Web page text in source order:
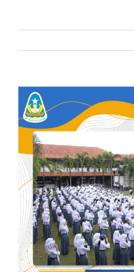
View
Larger
Image